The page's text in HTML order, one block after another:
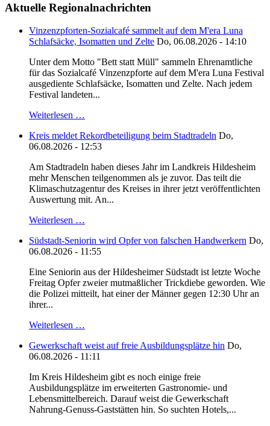
Aktuelle Regionalnachrichten
Vinzenzpforten-Sozialcafé sammelt auf dem M'era Luna
Schlafsäcke, Isomatten und Zelte Do, 06.08.2026 - 14:10
Unter dem Motto "Bett statt Müll" sammeln Ehrenamtliche
für das Sozialcafé Vinzenzpforte auf dem M'era Luna Festival
ausgediente Schlafsäcke, Isomatten und Zelte. Nach jedem
Festival landeten...
Weiterlesen …
Kreis meldet Rekordbeteiligung beim Stadtradeln Do,
06.08.2026 - 12:53
Am Stadtradeln haben dieses Jahr im Landkreis Hildesheim
mehr Menschen teilgenommen als je zuvor. Das teilt die
Klimaschutzagentur des Kreises in ihrer jetzt veröffentlichten
Auswertung mit. An...
Weiterlesen …
Südstadt-Seniorin wird Opfer von falschen Handwerkern Do,
06.08.2026 - 11:55
Eine Seniorin aus der Hildesheimer Südstadt ist letzte Woche
Freitag Opfer zweier mutmaßlicher Trickdiebe geworden. Wie
die Polizei mitteilt, hat einer der Männer gegen 12:30 Uhr an
ihrer...
Weiterlesen …
Gewerkschaft weist auf freie Ausbildungsplätze hin Do,
06.08.2026 - 11:11
Im Kreis Hildesheim gibt es noch einige freie
Ausbildungsplätze im erweiterten Gastronomie- und
Lebensmittelbereich. Darauf weist die Gewerkschaft
Nahrung-Genuss-Gaststätten hin. So suchten Hotels,...